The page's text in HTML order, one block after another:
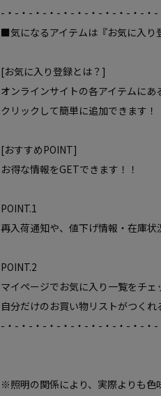
-・-・-・-・-・-・-・-・-・-・-・
■気になるアイテムは『お気に入
[お気に入り登録とは？]
オンラインサイトの各アイテムにあ
クリックして簡単に追加できます！
[おすすめPOINT]
お得な情報をGETできます！！
POINT.1
再入荷通知や、値下げ情報・在庫
POINT.2
マイページでお気に入り一覧をチェ
自分だけのお買い物リストがつくれ
-・-・-・-・-・-・-・-・-・-・-・
※照明の関係により、実際よりも色